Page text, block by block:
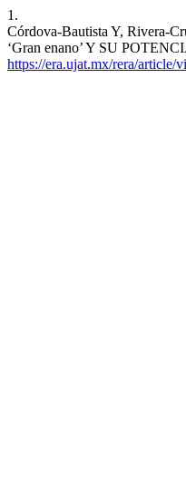
1.
Córdova-Bautista Y, Rivera-
‘Gran enano’ Y SU
https://era.ujat.mx/rera/article/